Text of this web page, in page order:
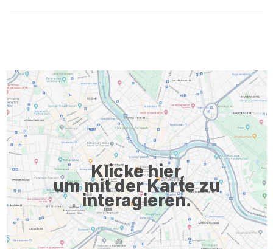
Klicke hier,
um mit der Karte zu
interagieren.